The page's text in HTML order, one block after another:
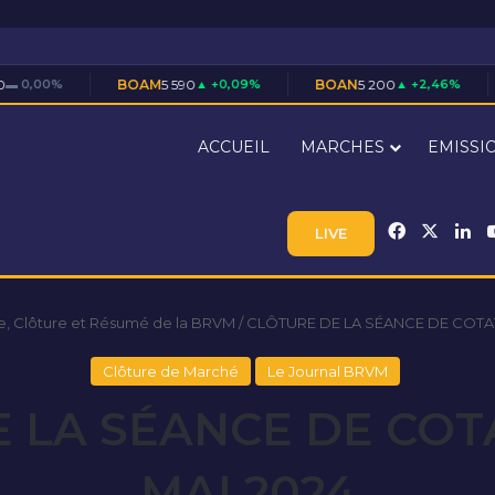
BOAM5 590 ▲ +0,09% BOAN5 200 ▲ +2,46% BOAS7 710
ACCUEIL MARCHES
LIVE Facebook
Clôture et Résumé de la BRVM / CLÔTURE DE LA SÉANCE DE
Clôture de Marché Le Journal BRVM